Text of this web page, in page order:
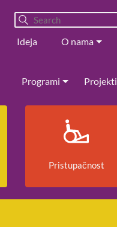
Ideja O nama
Programi Projekti
Pristupačnost